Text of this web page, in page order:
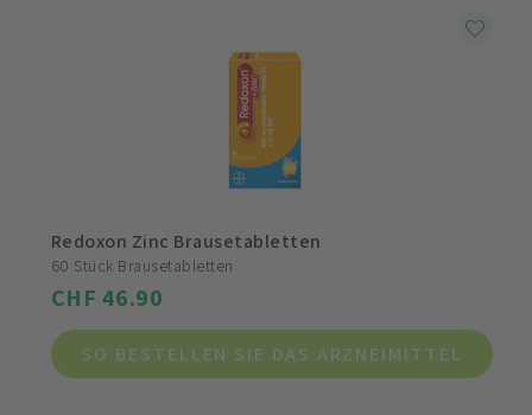
Redoxon Zinc Brausetabletten
60 Stück Brausetabletten
CHF 46.90
SO BESTELLEN SIE DAS ARZNEIMITTEL